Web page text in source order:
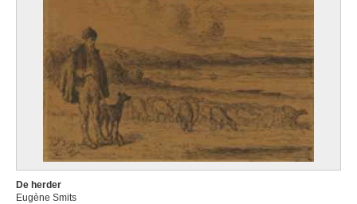
De herder
Eugène Smits